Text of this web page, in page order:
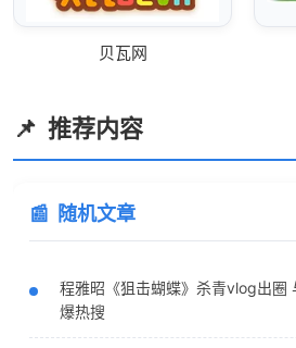
贝瓦网
推荐内容
随机文章
程雅昭《狙击蝴蝶》杀青vlog出圈
爆热搜